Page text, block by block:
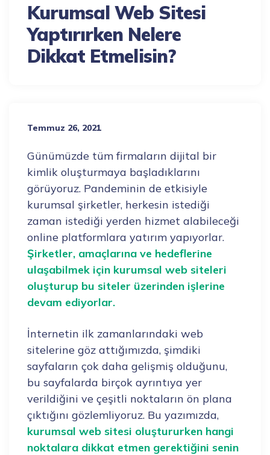
Kurumsal Web Sitesi
Yaptırırken Nelere
Dikkat Etmelisin?
Temmuz 26, 2021
Günümüzde tüm firmaların dijital bir
kimlik oluşturmaya başladıklarını
görüyoruz. Pandeminin de etkisiyle
kurumsal şirketler, herkesin istediği
zaman istediği yerden hizmet alabileceği
online platformlara yatırım yapıyorlar.
Şirketler, amaçlarına ve hedeflerine
ulaşabilmek için kurumsal web siteleri
oluşturup bu siteler üzerinden işlerine
devam ediyorlar.
İnternetin ilk zamanlarındaki web
sitelerine göz attığımızda, şimdiki
sayfaların çok daha gelişmiş olduğunu,
bu sayfalarda birçok ayrıntıya yer
verildiğini ve çeşitli noktaların ön plana
çıktığını gözlemliyoruz. Bu yazımızda,
kurumsal web sitesi oluştururken hangi
noktalara dikkat etmen gerektiğini senin